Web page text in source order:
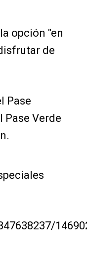
opción "en
de
Pase
Pase Verde